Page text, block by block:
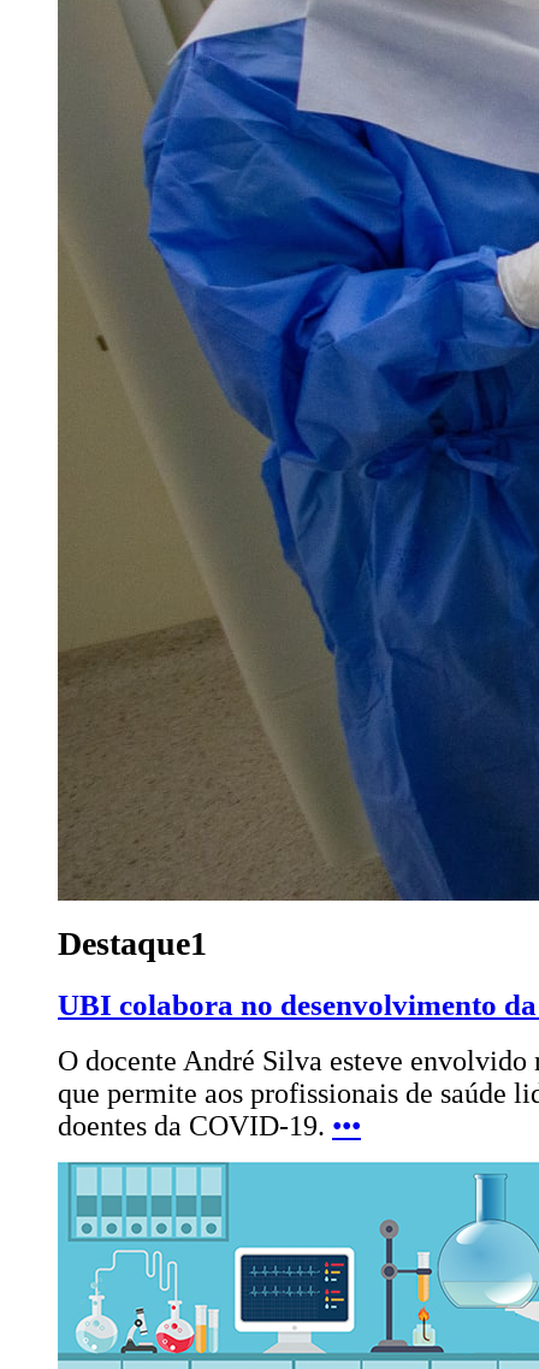
Destaque1
UBI colabora no desenvolvimento
O docente André Silva esteve envolvido
que permite aos profissionais de saúde
doentes da COVID-19. •••